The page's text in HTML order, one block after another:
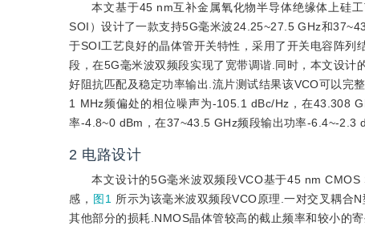
本文基于45 nm互补金属氧化物半导体绝缘体上硅
SOI）设计了一款支持5G毫米波24.25~27.5 GHz和
于SOI工艺良好的晶体管开关特性，采用了开关电容阵
段，在5G毫米波双频段实现了宽带调谐.同时，本文设计
好阻抗匹配及稳定功率输出.流片测试结果该VCO可以完
1 MHz频偏处的相位噪声为-105.1 dBc/Hz，在43.308
率-4.8~0 dBm，在37~43.5 GHz频段输出功率-6.4~-2.3
2 电路设计
本文设计的5G毫米波双频段VCO基于45 nm
感， 图1 所示为该毫米波双频段VCO原理.一对交叉耦合
其他部分的损耗.NMOS晶体管较高的截止频率和较小的